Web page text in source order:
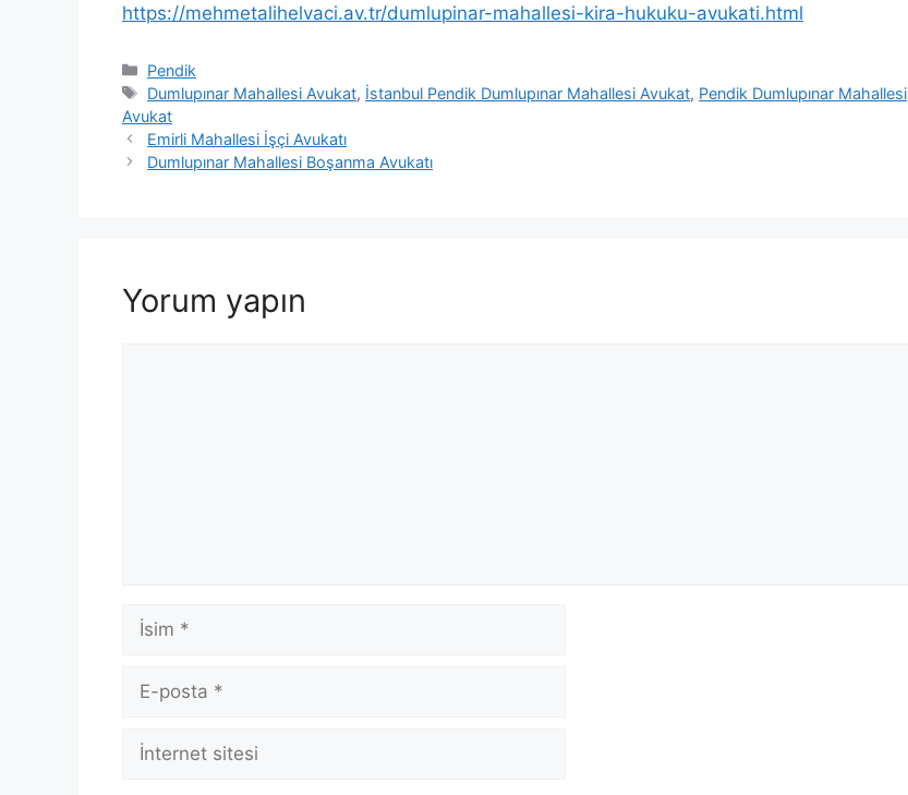
https://mehmetalihelvaci.av.tr/dumlupinar-mahallesi-kira-hukuku-avukati.html
Kategoriler
Pendik
Etiketler
Dumlupınar Mahallesi Avukat, İstanbul Pendik Dumlupınar Mahallesi Avukat, Pendik Dumlupınar Mahallesi
Avukat
Emirli Mahallesi İşçi Avukatı
Dumlupınar Mahallesi Boşanma Avukatı
Yorum yapın
İsim
posta
İnternet
sitesi